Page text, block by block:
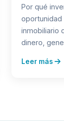
Por qué
oportunidad
inmobiliario
dinero,
Leer más